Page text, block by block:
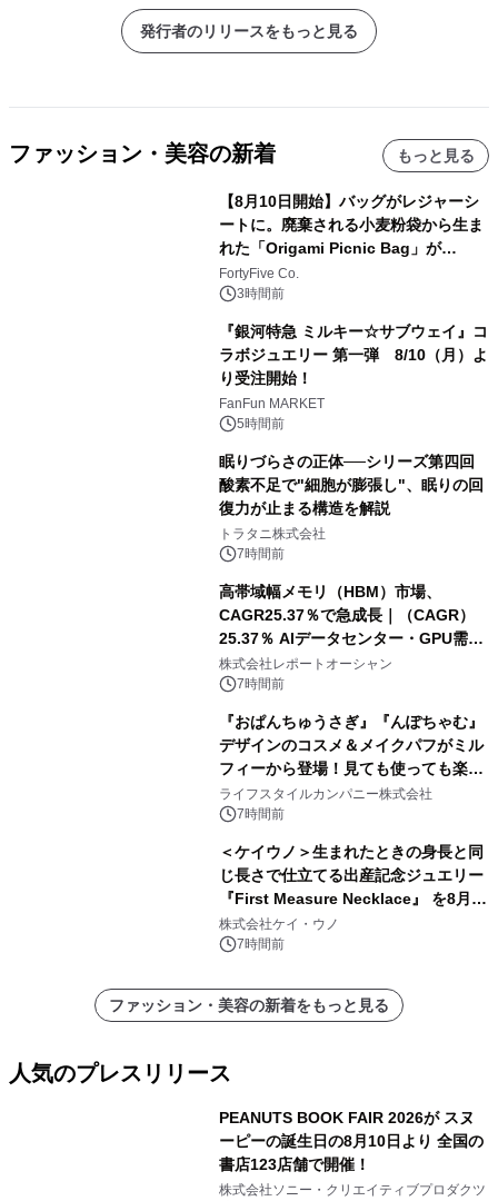
発行者のリリースをもっと見る
ファッション・美容の新着 もっと見る
【8月10日開始】バッグがレジャーシ
ートに。廃棄される小麦粉袋から生ま
れた「Origami Picnic Bag」が
Makuakeに登場
FortyFive Co.
3時間前
『銀河特急 ミルキー☆サブウェイ』コ
ラボジュエリー 第一弾 8/10（月）よ
り受注開始！
FanFun MARKET
5時間前
眠りづらさの正体──シリーズ第四回
酸素不足で"細胞が膨張し"、眠りの回
復力が止まる構造を解説
トラタニ株式会社
7時間前
高帯域幅メモリ（HBM）市場、
CAGR25.37％で急成長｜（CAGR）
25.37％ AIデータセンター・GPU需要
拡大が2035年の市場成長を牽引
株式会社レポートオーシャン
7時間前
『おぱんちゅうさぎ』『んぽちゃむ』
デザインのコスメ＆メイクパフがミル
フィーから登場！見ても使っても楽し
い、ポップでキュートなコレクショ
ン。
ライフスタイルカンパニー株式会社
7時間前
＜ケイウノ＞生まれたときの身長と同
じ長さで仕立てる出産記念ジュエリー
『First Measure Necklace』 を8月14
日(金)に発売
株式会社ケイ・ウノ
7時間前
ファッション・美容の新着をもっと見る
人気のプレスリリース
PEANUTS BOOK FAIR 2026が スヌ
ーピーの誕生日の8月10日より 全国の
書店123店舗で開催！
株式会社ソニー・クリエイティブプロダクツ